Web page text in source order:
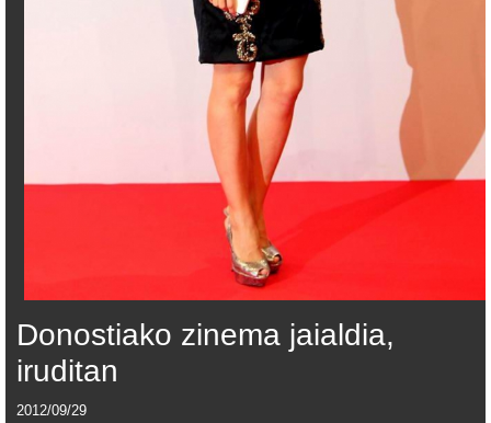
Donostiako zinema jaialdia,
iruditan
2012/09/29